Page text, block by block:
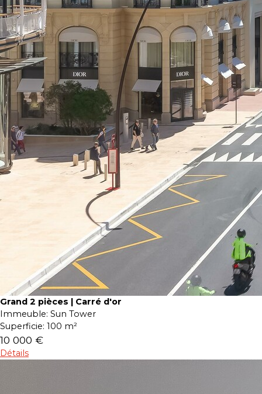
Grand 2 pièces | Carré d'or
Immeuble: Sun Tower
Superficie: 100 m²
10 000 €
Détails